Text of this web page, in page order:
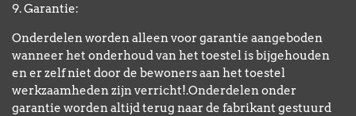
9. Garantie:
Onderdelen worden alleen voor garantie aangeboden
wanneer het onderhoud van het toestel is bijgehouden
en er zelf niet door de bewoners aan het toestel
werkzaamheden zijn verricht!.Onderdelen onder
garantie worden altijd terug naar de fabrikant gestuurd